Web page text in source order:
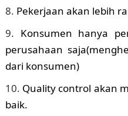
Pekerjaan akan lebih
Konsumen hanya
perusahaan
dari konsumen)
Quality control akan
baik.